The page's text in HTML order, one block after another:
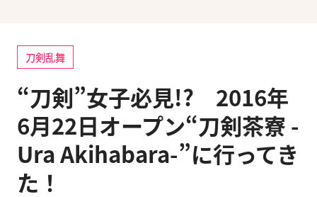
刀剣乱舞
“刀剣”女子必見!? 2016年
6月22日オープン“刀剣茶寮 -
Ura Akihabara-”に行ってき
た！